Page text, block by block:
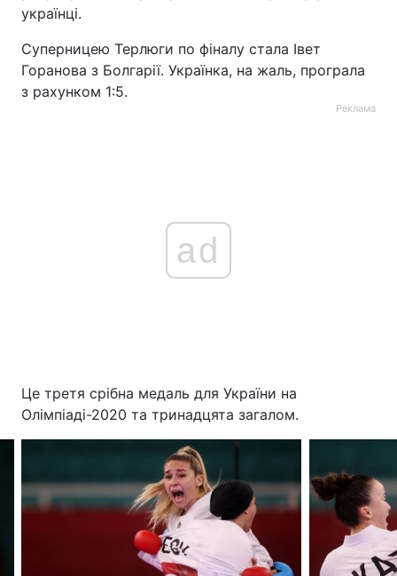
українці.
Суперницею Терлюги по фіналу стала Івет
Горанова з Болгарії. Українка, на жаль, програла
з рахунком 1:5.
Реклама
ad
Це третя срібна медаль для України на
Олімпіаді-2020 та тринадцята загалом.